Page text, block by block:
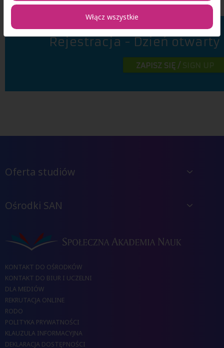
Oferta studiów
Ośrodki SAN
KONTAKT DO OŚRODKÓW
KONTAKT DO BIUR I UCZELNI
DLA MEDIÓW
REKRUTACJA ONLINE
RODO
POLITYKA PRYWATNOŚCI
KLAUZULA INFORMACYJNA
DEKLARACJA DOSTĘPNOŚCI
Włącz wszystkie